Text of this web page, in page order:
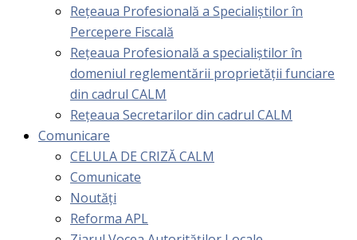
Rețeaua Profesională a Specialiștilor în
Percepere Fiscală
Reţeaua Profesională a specialiştilor în
domeniul reglementării proprietăţii funciare
din cadrul CALM
Rețeaua Secretarilor din cadrul CALM
Comunicare
CELULA DE CRIZĂ CALM
Comunicate
Noutăți
Reforma APL